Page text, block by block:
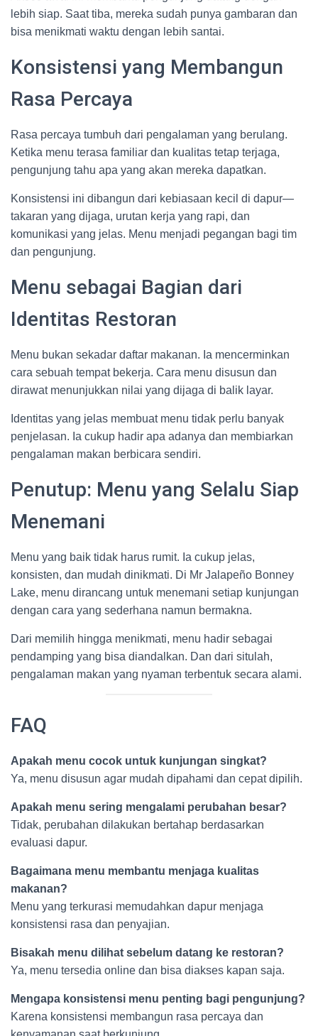
lebih siap. Saat tiba, mereka sudah punya gambaran dan
bisa menikmati waktu dengan lebih santai.
Konsistensi yang Membangun
Rasa Percaya
Rasa percaya tumbuh dari pengalaman yang berulang.
Ketika menu terasa familiar dan kualitas tetap terjaga,
pengunjung tahu apa yang akan mereka dapatkan.
Konsistensi ini dibangun dari kebiasaan kecil di dapur—
takaran yang dijaga, urutan kerja yang rapi, dan
komunikasi yang jelas. Menu menjadi pegangan bagi tim
dan pengunjung.
Menu sebagai Bagian dari
Identitas Restoran
Menu bukan sekadar daftar makanan. Ia mencerminkan
cara sebuah tempat bekerja. Cara menu disusun dan
dirawat menunjukkan nilai yang dijaga di balik layar.
Identitas yang jelas membuat menu tidak perlu banyak
penjelasan. Ia cukup hadir apa adanya dan membiarkan
pengalaman makan berbicara sendiri.
Penutup: Menu yang Selalu Siap
Menemani
Menu yang baik tidak harus rumit. Ia cukup jelas,
konsisten, dan mudah dinikmati. Di Mr Jalapeño Bonney
Lake, menu dirancang untuk menemani setiap kunjungan
dengan cara yang sederhana namun bermakna.
Dari memilih hingga menikmati, menu hadir sebagai
pendamping yang bisa diandalkan. Dan dari situlah,
pengalaman makan yang nyaman terbentuk secara alami.
FAQ
Apakah menu cocok untuk kunjungan singkat?
Ya, menu disusun agar mudah dipahami dan cepat dipilih.
Apakah menu sering mengalami perubahan besar?
Tidak, perubahan dilakukan bertahap berdasarkan
evaluasi dapur.
Bagaimana menu membantu menjaga kualitas
makanan?
Menu yang terkurasi memudahkan dapur menjaga
konsistensi rasa dan penyajian.
Bisakah menu dilihat sebelum datang ke restoran?
Ya, menu tersedia online dan bisa diakses kapan saja.
Mengapa konsistensi menu penting bagi pengunjung?
Karena konsistensi membangun rasa percaya dan